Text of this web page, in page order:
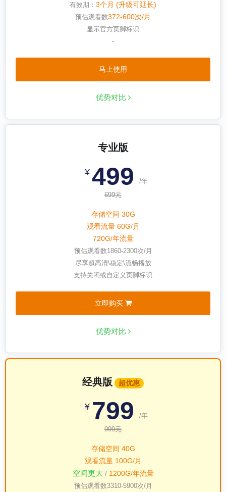
有效期： 3个月 (升级可延长)
预估观看数372-600次/月
显示官方页脚标识
-
马上使用
优势对比
专业版
¥ 499
/年
699元
存储空间 30G
观看流量 60G/月
720G/年流量
预估观看数1860-2300次/月
尽享超高清\稳定\流畅播放
支持关闭或自定义页脚标识
立即购买
优势对比
经典版 超优惠
¥ 799
/年
999元
存储空间 40G
观看流量 100G/月
空间更大 / 1200G/年流量
预估观看数3310-5900次/月